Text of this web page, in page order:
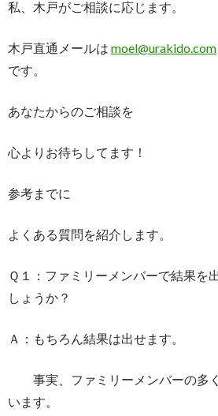
私、木戸がご相談に応じます。
木戸直通メールは moel@urakido.com
です。
あなたからのご相談を
心よりお待ちしてます！
参考までに
よくある質問を紹介します。
Ｑ１：ファミリーメンバーで結果を
しょうか？
Ａ：もちろん結果は出せます。
事実、ファミリーメンバーの多
います。